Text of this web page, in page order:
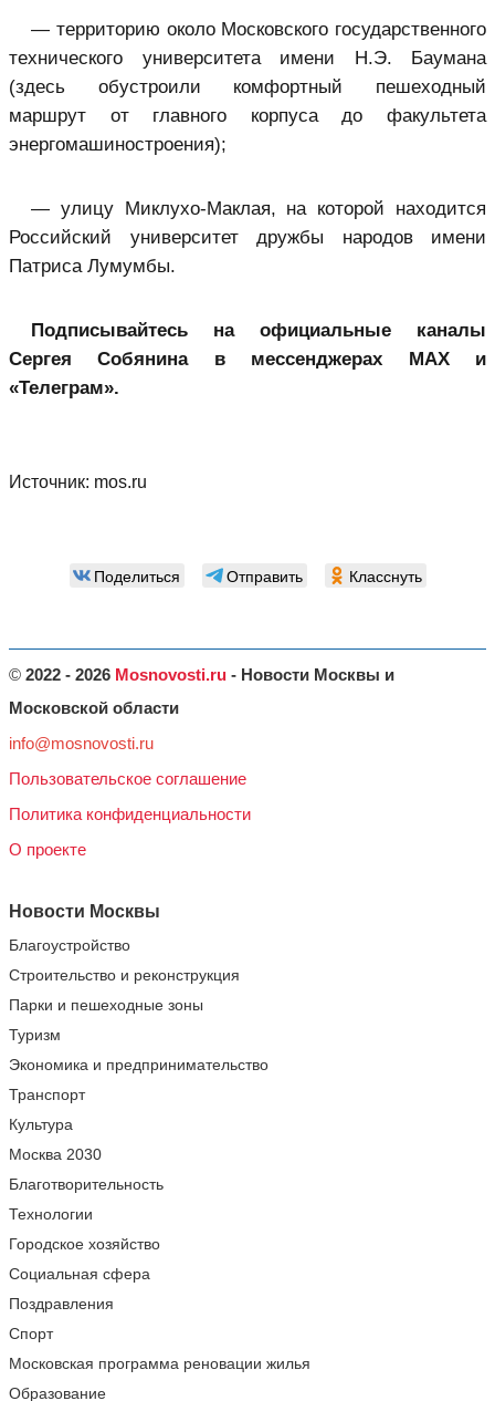
— территорию около Московского государственного
технического университета имени Н.Э. Баумана
(здесь обустроили комфортный пешеходный
маршрут от главного корпуса до факультета
энергомашиностроения);
— улицу Миклухо-Маклая, на которой находится
Российский университет дружбы народов имени
Патриса Лумумбы.
Подписывайтесь на официальные каналы
Сергея Собянина в мессенджерах MAX и
«Телеграм».
Источник: mos.ru
Поделиться Отправить Класснуть
© 2022 - 2026 Mosnovosti.ru - Новости Москвы и
Московской области
info@mosnovosti.ru
Пользовательское соглашение
Политика конфиденциальности
О проекте
Новости Москвы
Благоустройство
Строительство и реконструкция
Парки и пешеходные зоны
Туризм
Экономика и предпринимательство
Транспорт
Культура
Москва 2030
Благотворительность
Технологии
Городское хозяйство
Социальная сфера
Поздравления
Спорт
Московская программа реновации жилья
Образование